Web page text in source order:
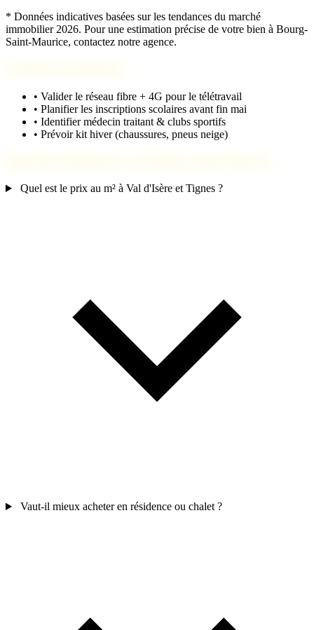
* Données indicatives basées sur les tendances du marché
immobilier 2026. Pour une estimation précise de votre bien à Bourg-
Saint-Maurice, contactez notre agence.
• Valider le réseau fibre + 4G pour le télétravail
• Planifier les inscriptions scolaires avant fin mai
• Identifier médecin traitant & clubs sportifs
• Prévoir kit hiver (chaussures, pneus neige)
Quel est le prix au m² à Val d'Isère et Tignes ?
Vaut-il mieux acheter en résidence ou chalet ?